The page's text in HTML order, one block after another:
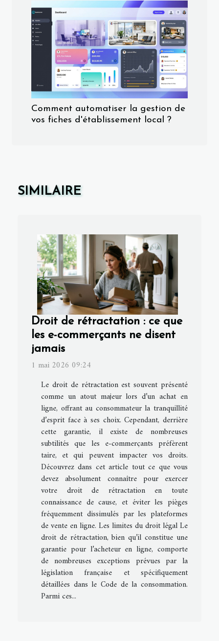
Comment automatiser la gestion de
vos fiches d'établissement local ?
SIMILAIRE
Droit de rétractation : ce que
les e-commerçants ne disent
jamais
1 mai 2026 09:24
Le droit de rétractation est souvent présenté
comme un atout majeur lors d’un achat en
ligne, offrant au consommateur la tranquillité
d’esprit face à ses choix. Cependant, derrière
cette garantie, il existe de nombreuses
subtilités que les e-commerçants préfèrent
taire, et qui peuvent impacter vos droits.
Découvrez dans cet article tout ce que vous
devez absolument connaître pour exercer
votre droit de rétractation en toute
connaissance de cause, et éviter les pièges
fréquemment dissimulés par les plateformes
de vente en ligne. Les limites du droit légal Le
droit de rétractation, bien qu’il constitue une
garantie pour l’acheteur en ligne, comporte
de nombreuses exceptions prévues par la
législation française et spécifiquement
détaillées dans le Code de la consommation.
Parmi ces...